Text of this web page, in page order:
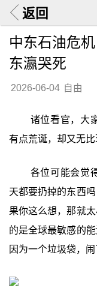
返回
中东石油危
东瀛哭死
2026-06-04 自由
诸位看官，大
有点荒诞，却又无
各位可能会觉
天都要扔掉的东西
果你这么想，那就
的是全球最敏感的
因为一个垃圾袋，